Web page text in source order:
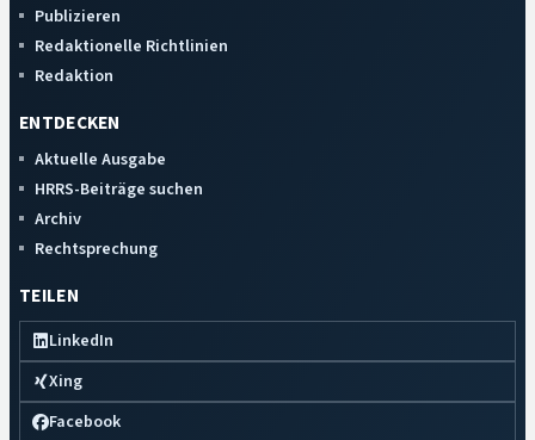
Publizieren
Redaktionelle Richtlinien
Redaktion
ENTDECKEN
Aktuelle Ausgabe
HRRS-Beiträge suchen
Archiv
Rechtsprechung
TEILEN
LinkedIn
Xing
Facebook